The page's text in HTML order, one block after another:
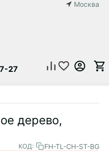
Москва
27
дерево,
КОД: FH-TL-CH-ST-BG